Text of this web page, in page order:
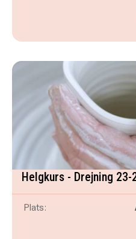
Helgkurs - Drejning
Plats: